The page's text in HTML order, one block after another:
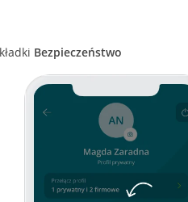
Bezpieczeństwo